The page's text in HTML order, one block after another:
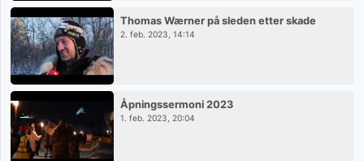
Thomas Wærner på sleden etter skade
2. feb. 2023, 14:14
Åpningssermoni 2023
1. feb. 2023, 20:04